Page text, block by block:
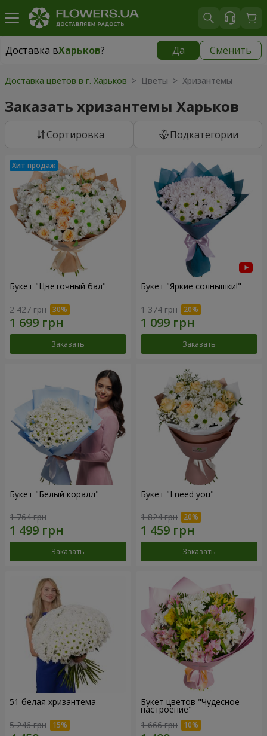
Доставка вХарьков? Да Сменить
Доставка вХарьков|
Доставка цветов в г. Харьков > Цветы > Хризантемы
Заказать хризантемы Харьков
Cортировка Подкатегории
Букет "Цветочный бал"
2 427 грн
Заказать
Букет "Яркие солнышки!"
1 374 грн
Заказать
Букет "Белый коралл"
1 764 грн
Заказать
Букет "I need you"
1 824 грн
Заказать
51 белая хризантема
5 246 грн
Букет цветов "Чудесное
настроение"
1 666 грн